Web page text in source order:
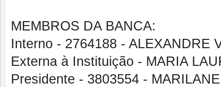
MEMBROS DA BANCA:
Interno - 2764188 - ALEXANDRE
Externa à Instituição - MARIA
Presidente - 3803554 -